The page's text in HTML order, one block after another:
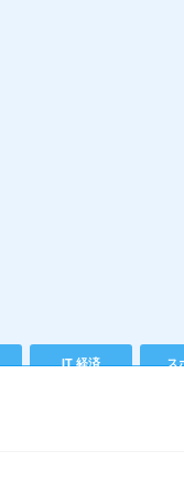
IT 経済 ス